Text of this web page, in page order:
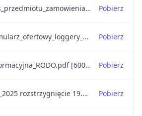
GSM_CIP.pdf [1 MB] Pobierz
GSM_CIP.doc [90 KB] Pobierz
[600 KB] Pobierz
rozstrzygnięcie 19.03.2025.pdf [1 MB] Pobierz